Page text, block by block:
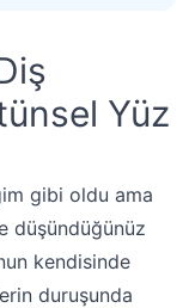
Yüz
gibi oldu ama
düşündüğünüz
kendisinde
duruşunda